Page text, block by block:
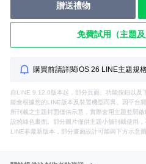
贈送禮物
免費試用（主題及
購買前請詳閱iOS 26 LINE主題規
自LINE 9.12.0版本起，部分頁面、功能按鈕以及
能會根據您的LINE版本及裝置機型而異。因平台
所刊載之主題封面僅供示意，實際套用主題並開
設的綠色畫面。部分圖片僅供主題小舖刊載使用
LINE非最新版本，部分畫面設計可能與下方示意圖